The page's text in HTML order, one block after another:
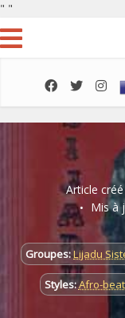
" "
Article
Mis à
Groupes:Lijadu
Styles:Afro-beat